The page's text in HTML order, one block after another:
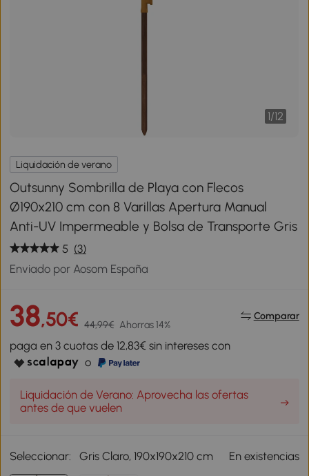
1/12
Liquidación de verano
Outsunny Sombrilla de Playa con Flecos
Ø190x210 cm con 8 Varillas Apertura Manual
Anti-UV Impermeable y Bolsa de Transporte Gris
5 (3)
Enviado por Aosom España
38,50€ 44,99€ Ahorras 14%
Comparar
paga en 3 cuotas de 12,83€ sin intereses con
o
Liquidación de Verano: Aprovecha las ofertas
antes de que vuelen
Seleccionar: Gris Claro, 190x190x210 cm En existencias